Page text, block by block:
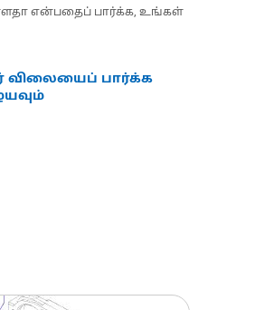
என்பதைப் பார்க்க, உங்கள்
விலையைப் பார்க்க